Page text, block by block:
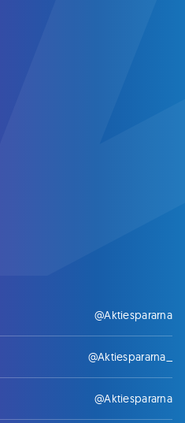
@Aktiespararna
@Aktiespararna_
@Aktiespararna